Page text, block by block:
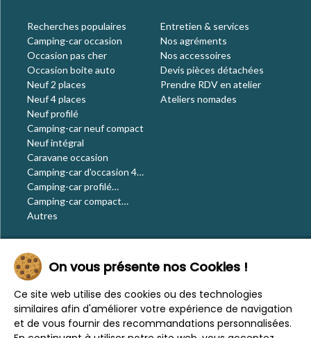
Recherches populaires
Camping-car occasion
Occasion pas cher
Occasion boite auto
Neuf 2 places
Neuf 4 places
Neuf profilé
Camping-car neuf compact
Neuf intégral
Caravane occasion
Camping-car d'occasion 4
places
Camping-car profilé
occasion
Camping-car compact
occasion
Autres
Entretien & services
Nos agréments
Nos accessoires
Devis pièces détachées
Prendre RDV en atelier
Ateliers nomades
Le blog
Actualités
Évènements
Nos conseils
Vos voyages
CaraMaps
On vous présente nos Cookies !
Ce site web utilise des cookies ou des technologies
similaires afin d'améliorer votre expérience de navigation
et de vous fournir des recommandations personnalisées.